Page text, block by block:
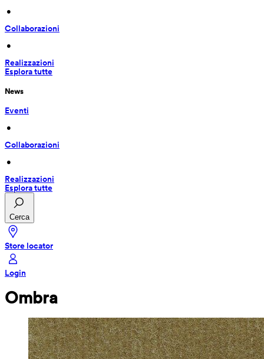
•
Collaborazioni
•
Realizzazioni
Esplora tutte
News
Eventi
•
Collaborazioni
•
Realizzazioni
Esplora tutte
Cerca
Store locator
Login
Ombra